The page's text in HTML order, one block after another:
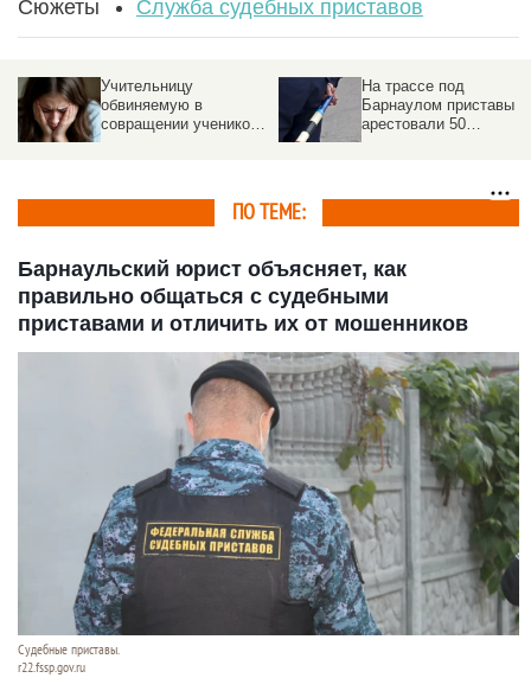
Сюжеты Служба судебных приставов
Учительницу
обвиняемую в
совращении учеников,
На трассе под
Барнаулом приставы
арестовали 50
ПО ТЕМЕ:
Барнаульский юрист объясняет, как
правильно общаться с судебными
приставами и отличить их от мошенников
Судебные приставы.
r22.fssp.gov.ru